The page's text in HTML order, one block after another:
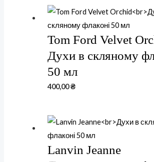
Tom Ford Velvet
Духи в скляному
50 мл
400,00₴
Lanvin Jeanne